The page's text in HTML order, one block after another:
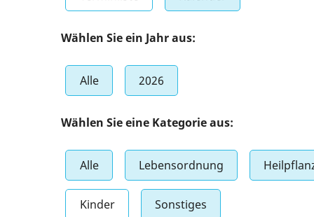
Wählen Sie ein Jahr aus:
Alle 2026
Wählen Sie eine Kategorie aus:
Alle Lebensordnung
Kinder Sonstiges